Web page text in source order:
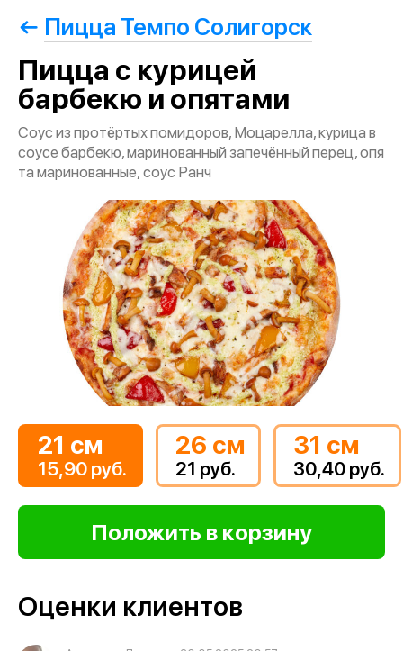
Пицца Темпо Солигорск
Пицца с курицей
барбекю и опятами
Соус из протёртых помидоров, Моцарелла, курица в
соусе барбекю, маринованный запечённый перец, опя
та маринованные, соус Ранч
21 см
15,90 руб.
26 см
21 руб.
31 см
30,40 руб.
Оценки клиентов